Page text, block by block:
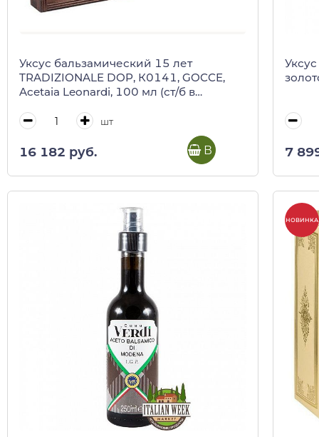
Уксус бальзамический 15 лет
TRADIZIONALE DOP, К0141, GOCCE,
Acetaia Leonardi, 100 мл (ст/б в
шт
16 182 руб. В корзину 7
НОВИНКА